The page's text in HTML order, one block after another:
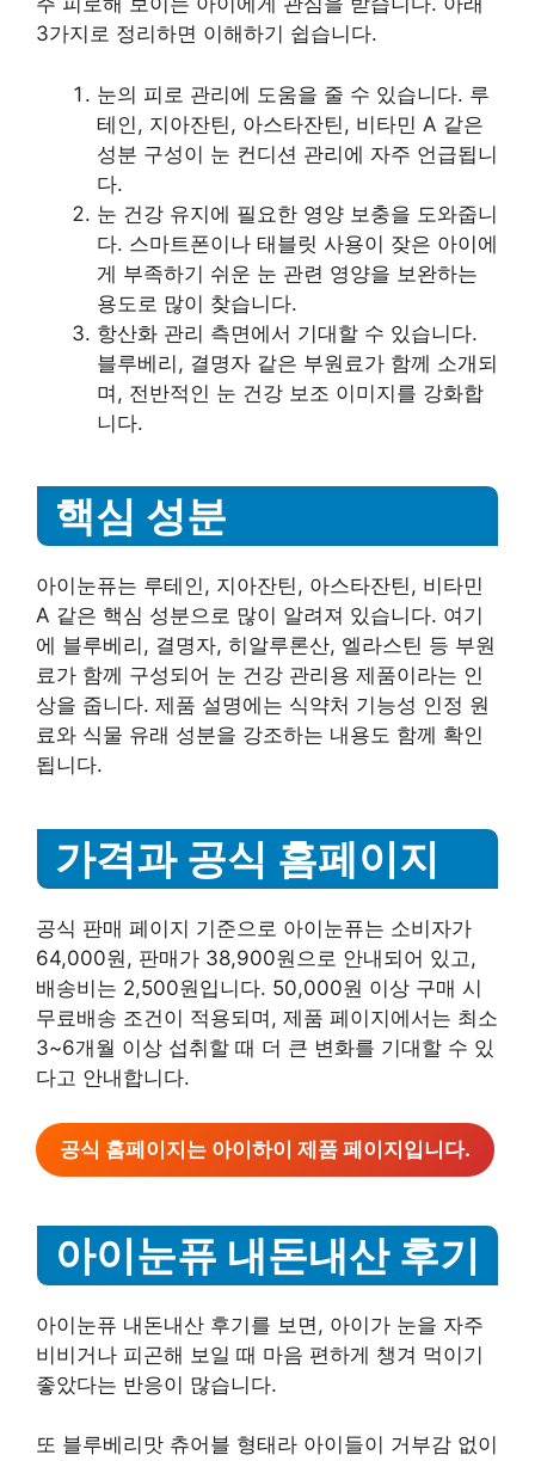
3가지로 정리하면 이해하기 쉽습니다.
눈의 피로 관리에 도움을 줄 수 있습니다. 루
테인, 지아잔틴, 아스타잔틴, 비타민 A 같은
성분 구성이 눈 컨디션 관리에 자주 언급됩니
다.
눈 건강 유지에 필요한 영양 보충을 도와줍니
다. 스마트폰이나 태블릿 사용이 잦은 아이에
게 부족하기 쉬운 눈 관련 영양을 보완하는
용도로 많이 찾습니다.
항산화 관리 측면에서 기대할 수 있습니다.
블루베리, 결명자 같은 부원료가 함께 소개되
며, 전반적인 눈 건강 보조 이미지를 강화합
니다.
핵심 성분
아이눈퓨는 루테인, 지아잔틴, 아스타잔틴, 비타민
A 같은 핵심 성분으로 많이 알려져 있습니다. 여기
에 블루베리, 결명자, 히알루론산, 엘라스틴 등 부원
료가 함께 구성되어 눈 건강 관리용 제품이라는 인
상을 줍니다. 제품 설명에는 식약처 기능성 인정 원
료와 식물 유래 성분을 강조하는 내용도 함께 확인
됩니다.
가격과 공식 홈페이지
공식 판매 페이지 기준으로 아이눈퓨는 소비자가
64,000원, 판매가 38,900원으로 안내되어 있고,
배송비는 2,500원입니다. 50,000원 이상 구매 시
무료배송 조건이 적용되며, 제품 페이지에서는 최소
3~6개월 이상 섭취할 때 더 큰 변화를 기대할 수 있
다고 안내합니다.
공식 홈페이지는 아이하이 제품 페이지입니다.
아이눈퓨 내돈내산 후기
아이눈퓨 내돈내산 후기를 보면, 아이가 눈을 자주
비비거나 피곤해 보일 때 마음 편하게 챙겨 먹이기
좋았다는 반응이 많습니다.
또 블루베리맛 츄어블 형태라 아이들이 거부감 없이